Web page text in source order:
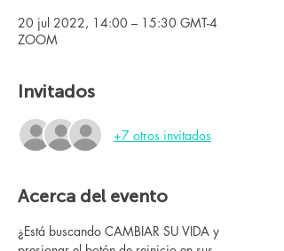
20 jul 2022, 14:00 – 15:30 GMT-4
ZOOM
Invitados
+7 otros invitados
Acerca del evento
¿Está buscando CAMBIAR SU VIDA y